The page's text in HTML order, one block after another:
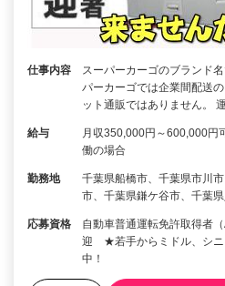
仕事内容
スーパーカーゴのブランド
パーカーゴでは企業間配送
ット通販ではありません。
給与
月収350,000円～600,000円
働の場合
勤務地
千葉県船橋市、千葉県市川
市、千葉県鎌ケ谷市、千葉
応募資格
自動車普通運転免許取得者
迎 ★若手からミドル、シニ
中！